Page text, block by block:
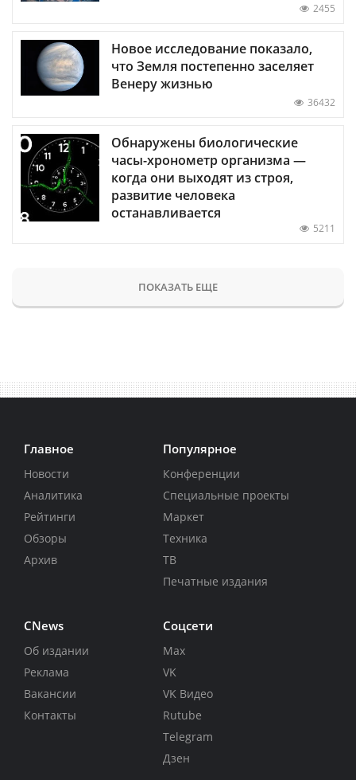
2455
Новое исследование показало,
что Земля постепенно заселяет
Венеру жизнью
36432
Обнаружены биологические
часы-хронометр организма —
когда они выходят из строя,
развитие человека
останавливается
5211
ПОКАЗАТЬ ЕЩЕ
Главное
Новости
Аналитика
Рейтинги
Обзоры
Архив
Популярное
Конференции
Специальные проекты
Маркет
Техника
ТВ
Печатные издания
CNews
Об издании
Реклама
Вакансии
Контакты
Соцсети
Max
VK
VK Видео
Rutube
Telegram
Дзен